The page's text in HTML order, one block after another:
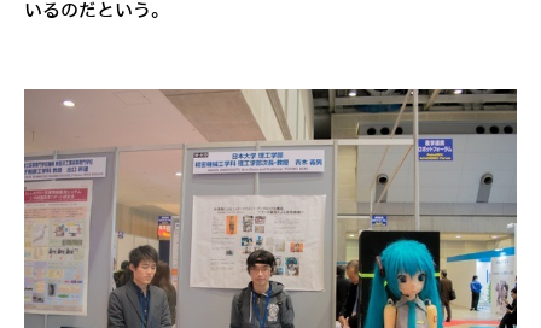
いるのだという。